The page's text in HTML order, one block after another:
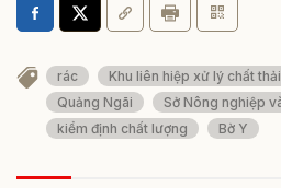
rác Khu liên hiệp xử lý chất
Quảng Ngãi
Sở Nông nghiệp
kiểm định chất lượng
Bờ Y